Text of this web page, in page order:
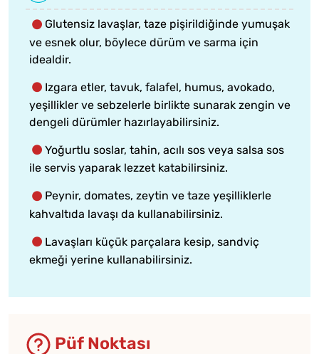
Glutensiz lavaşlar, taze pişirildiğinde yumuşak
ve esnek olur, böylece dürüm ve sarma için
idealdir.
Izgara etler, tavuk, falafel, humus, avokado,
yeşillikler ve sebzelerle birlikte sunarak zengin ve
dengeli dürümler hazırlayabilirsiniz.
Yoğurtlu soslar, tahin, acılı sos veya salsa sos
ile servis yaparak lezzet katabilirsiniz.
Peynir, domates, zeytin ve taze yeşilliklerle
kahvaltıda lavaşı da kullanabilirsiniz.
Lavaşları küçük parçalara kesip, sandviç
ekmeği yerine kullanabilirsiniz.
Püf Noktası